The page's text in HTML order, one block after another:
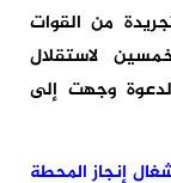
من القوات
لاستقلال
لدعوة وجهت إلى
إنجاز المحطة